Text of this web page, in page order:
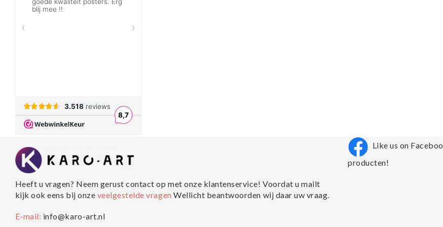
Heeft u vragen? Neem gerust contact op met onze klantenservice! Voordat u mailt
kijk ook eens bij onze veelgestelde vragenWellicht beantwoorden wij daar uw vraag.
E-mail: info@karo-art.nl
Like us on
producten!